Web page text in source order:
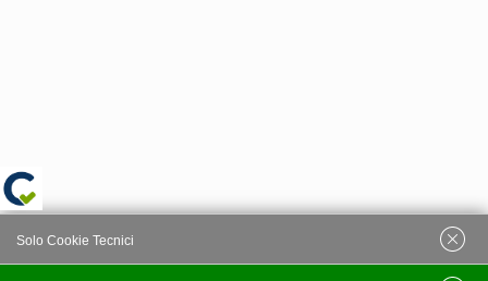
Solo Cookie Tecnici